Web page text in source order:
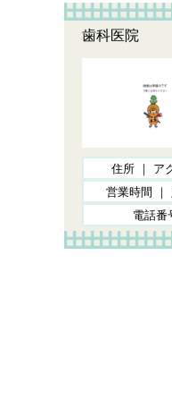
歯科医院
住所 ｜ ア
営業時間 ｜
電話番